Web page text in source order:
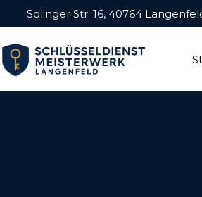
Solinger Str. 16, 40764